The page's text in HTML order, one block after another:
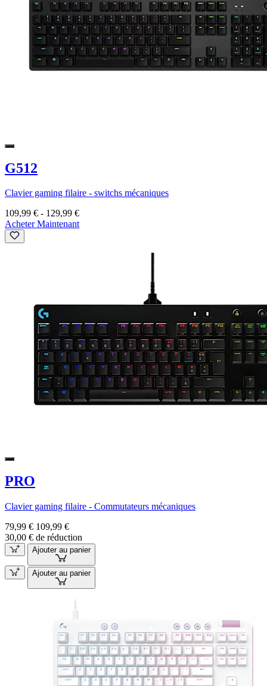
G512
Clavier gaming filaire - switchs mécaniques
109,99 € - 129,99 €
Acheter Maintenant
PRO
Clavier gaming filaire - Commutateurs mécaniques
79,99 € 109,99 €
30,00 € de réduction
Ajouter au panier
Ajouter au panier